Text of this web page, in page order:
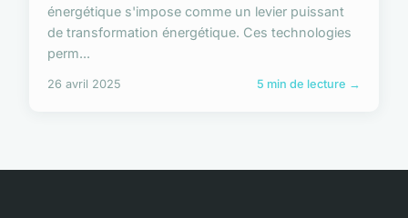
énergétique s'impose comme un levier puissant
de transformation énergétique. Ces technologies
perm...
26 avril 2025 5 min de lecture →